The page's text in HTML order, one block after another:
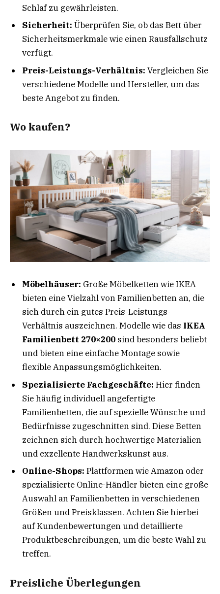
Schlaf zu gewährleisten.
Sicherheit: Überprüfen Sie, ob das Bett über
Sicherheitsmerkmale wie einen Rausfallschutz
verfügt.
Preis-Leistungs-Verhältnis: Vergleichen Sie
verschiedene Modelle und Hersteller, um das
beste Angebot zu finden.
Wo kaufen?
Möbelhäuser: Große Möbelketten wie IKEA
bieten eine Vielzahl von Familienbetten an, die
sich durch ein gutes Preis-Leistungs-
Verhältnis auszeichnen. Modelle wie das IKEA
Familienbett 270×200 sind besonders beliebt
und bieten eine einfache Montage sowie
flexible Anpassungsmöglichkeiten.
Spezialisierte Fachgeschäfte: Hier finden
Sie häufig individuell angefertigte
Familienbetten, die auf spezielle Wünsche und
Bedürfnisse zugeschnitten sind. Diese Betten
zeichnen sich durch hochwertige Materialien
und exzellente Handwerkskunst aus.
Online-Shops: Plattformen wie Amazon oder
spezialisierte Online-Händler bieten eine große
Auswahl an Familienbetten in verschiedenen
Größen und Preisklassen. Achten Sie hierbei
auf Kundenbewertungen und detaillierte
Produktbeschreibungen, um die beste Wahl zu
treffen.
Preisliche Überlegungen